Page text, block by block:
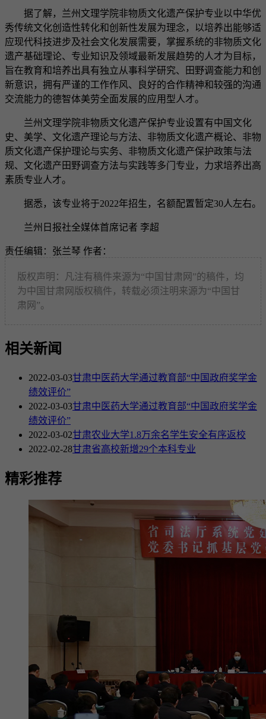
据了解，兰州文理学院非物质文化遗产保护专业以中华优
秀传统文化创造性转化和创新性发展为理念，以培养出能够适
应现代科技进步及社会文化发展需要，掌握系统的非物质文化
遗产基础理论、专业知识及领域最新发展趋势的人才为目标，
旨在教育和培养出具有独立从事科学研究、田野调查能力和创
新意识，拥有严谨的工作作风、良好的合作精神和较强的沟通
交流能力的德智体美劳全面发展的应用型人才。
兰州文理学院非物质文化遗产保护专业设置有中国文化
史、美学、文化遗产理论与方法、非物质文化遗产概论、非物
质文化遗产保护理论与实务、非物质文化遗产保护政策与法
规、文化遗产田野调查方法与实践等多门专业，力求培养出高
素质专业人才。
据悉，该专业将于2022年招生，名额配置暂定30人左右。
兰州日报社全媒体首席记者 李超
责任编辑：张兰琴 作者：
版权声明：凡注有稿件来源为“中国甘肃网”的稿件，均
为中国甘肃网版权稿件，转载必须注明来源为“中国甘
肃网”。
相关新闻
2022-03-03甘肃中医药大学通过教育部“中国政府奖学金
绩效评价”
2022-03-03甘肃中医药大学通过教育部“中国政府奖学金
绩效评价”
2022-03-02甘肃农业大学1.8万余名学生安全有序返校
2022-02-28甘肃省高校新增29个本科专业
精彩推荐